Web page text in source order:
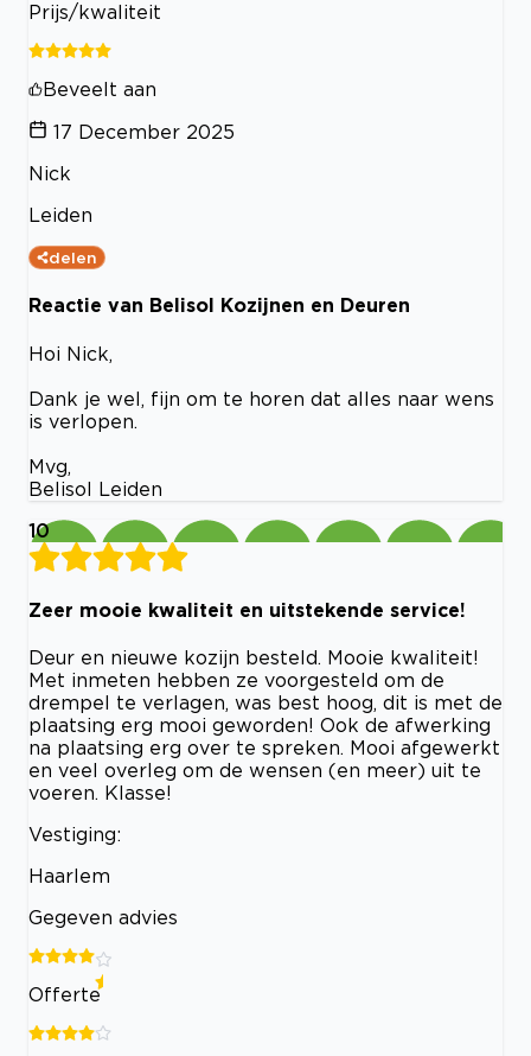
Prijs/kwaliteit
Beveelt aan
17 December 2025
Nick
Leiden
delen
Reactie van Belisol Kozijnen en Deuren
Hoi Nick,
Dank je wel, fijn om te horen dat alles naar wens
is verlopen.
Mvg,
Belisol Leiden
10
Zeer mooie kwaliteit en uitstekende service!
Deur en nieuwe kozijn besteld. Mooie kwaliteit!
Met inmeten hebben ze voorgesteld om de
drempel te verlagen, was best hoog, dit is met de
plaatsing erg mooi geworden! Ook de afwerking
na plaatsing erg over te spreken. Mooi afgewerkt
en veel overleg om de wensen (en meer) uit te
voeren. Klasse!
Vestiging:
Haarlem
Gegeven advies
Offerte